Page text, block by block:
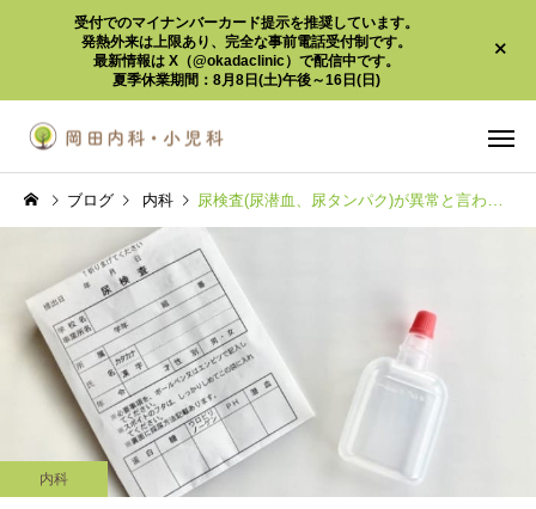
受付でのマイナンバーカード提示を推奨しています。
発熱外来は上限あり、完全な事前電話受付制です。
最新情報は X（@okadaclinic）で配信中です。
夏季休業期間：8月8日(土)午後～16日(日)
内科
お知らせ
患者様へのお知らせ (受
付・診療内容・処方箋な
お知らせ
痛くないインフルエン
クチン 2～12歳におす
ブログ 内科 尿検査(尿潜血、尿タンパク)が異常と言われたら
内科